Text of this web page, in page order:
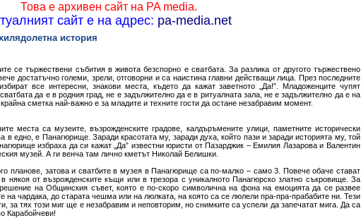
Това е архивен сайт на PA media.
сайт е на адрес: pa-media.net
история
се тържествени събития в живота безспорно е сватбата. За разлика от другото тържествено
достатъчно големи, зрели, отговорни и са наистина главни действащи лица. През последните
все интересни, знакови места, където да кажат заветното „Да!”. Младоженците чупят
да е в родния град, не е задължително да е в ритуалната зала, не е задължително да е на
сметка най-важно е за младите и техните гости да остане незабравим момент.
места са музеите, възрожденските градове, калдъръмените улици, паметните исторически
в едно, е Панагюрище. Заради красотата му, заради духа, който пази и заради историята му, той
избраха да си кажат „Да” известни юристи от Пазарджик – Емилия Лазарова и Валентин
музей. А ги венча там лично кметът Николай Белишки.
планове, затова и сватбите в музея в Панагюрище са по-малко – само 3. Повече обаче стават
някоя от възрожденските къщи или в трезора с уникалното Панагюрско златно съкровище. За
на Общинския съвет, която е по-скоро символична на фона на емоцията да се развее
на чардака, до старата чешма или на люлката, на която са се люлели пра-пра-прабабите ни. Тези
за тях този миг ще е незабравим и неповторим, но снимките са успели да запечатат мига. Да са
Карабойчеви!